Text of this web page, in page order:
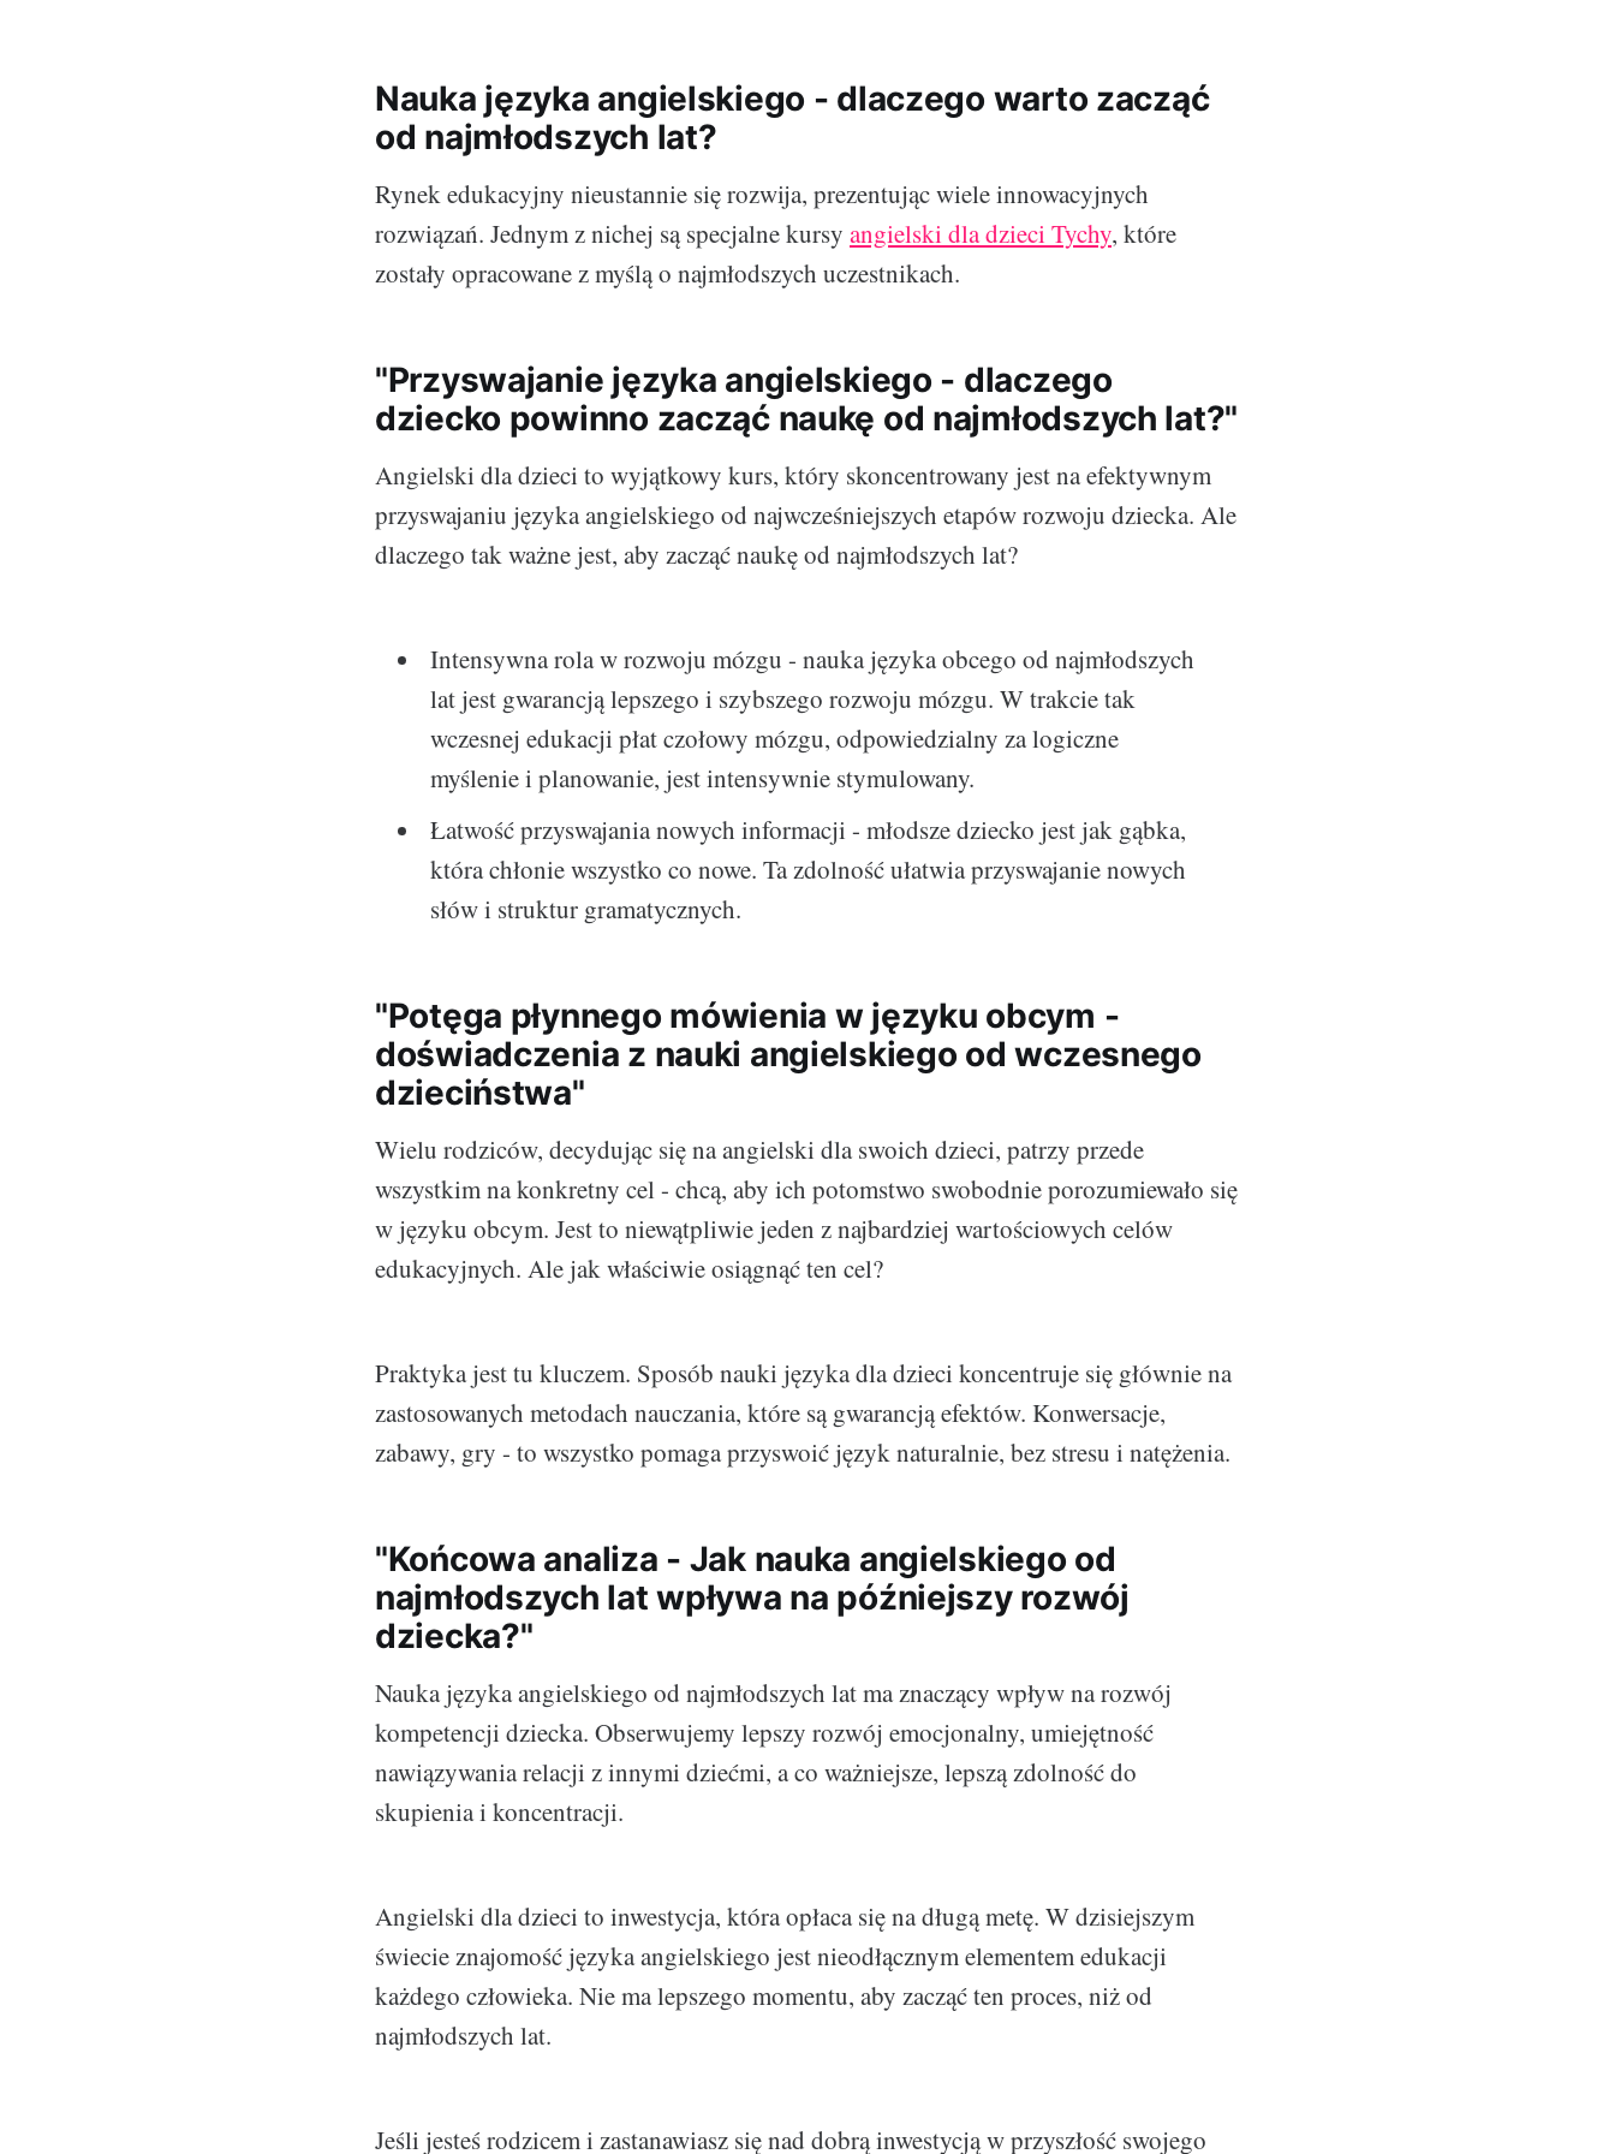
Nauka języka angielskiego - dlaczego warto zacząć
od najmłodszych lat?
Rynek edukacyjny nieustannie się rozwija, prezentując wiele innowacyjnych
rozwiązań. Jednym z nichej są specjalne kursy angielski dla dzieci Tychy, które
zostały opracowane z myślą o najmłodszych uczestnikach.
"Przyswajanie języka angielskiego - dlaczego
dziecko powinno zacząć naukę od najmłodszych lat?"
Angielski dla dzieci to wyjątkowy kurs, który skoncentrowany jest na efektywnym
przyswajaniu języka angielskiego od najwcześniejszych etapów rozwoju dziecka. Ale
dlaczego tak ważne jest, aby zacząć naukę od najmłodszych lat?
Intensywna rola w rozwoju mózgu - nauka języka obcego od najmłodszych
lat jest gwarancją lepszego i szybszego rozwoju mózgu. W trakcie tak
wczesnej edukacji płat czołowy mózgu, odpowiedzialny za logiczne
myślenie i planowanie, jest intensywnie stymulowany.
Łatwość przyswajania nowych informacji - młodsze dziecko jest jak gąbka,
która chłonie wszystko co nowe. Ta zdolność ułatwia przyswajanie nowych
słów i struktur gramatycznych.
"Potęga płynnego mówienia w języku obcym -
doświadczenia z nauki angielskiego od wczesnego
dzieciństwa"
Wielu rodziców, decydując się na angielski dla swoich dzieci, patrzy przede
wszystkim na konkretny cel - chcą, aby ich potomstwo swobodnie porozumiewało się
w języku obcym. Jest to niewątpliwie jeden z najbardziej wartościowych celów
edukacyjnych. Ale jak właściwie osiągnąć ten cel?
Praktyka jest tu kluczem. Sposób nauki języka dla dzieci koncentruje się głównie na
zastosowanych metodach nauczania, które są gwarancją efektów. Konwersacje,
zabawy, gry - to wszystko pomaga przyswoić język naturalnie, bez stresu i natężenia.
"Końcowa analiza - Jak nauka angielskiego od
najmłodszych lat wpływa na późniejszy rozwój
dziecka?"
Nauka języka angielskiego od najmłodszych lat ma znaczący wpływ na rozwój
kompetencji dziecka. Obserwujemy lepszy rozwój emocjonalny, umiejętność
nawiązywania relacji z innymi dziećmi, a co ważniejsze, lepszą zdolność do
skupienia i koncentracji.
Angielski dla dzieci to inwestycja, która opłaca się na długą metę. W dzisiejszym
świecie znajomość języka angielskiego jest nieodłącznym elementem edukacji
każdego człowieka. Nie ma lepszego momentu, aby zacząć ten proces, niż od
najmłodszych lat.
Jeśli jesteś rodzicem i zastanawiasz się nad dobrą inwestycją w przyszłość swojego